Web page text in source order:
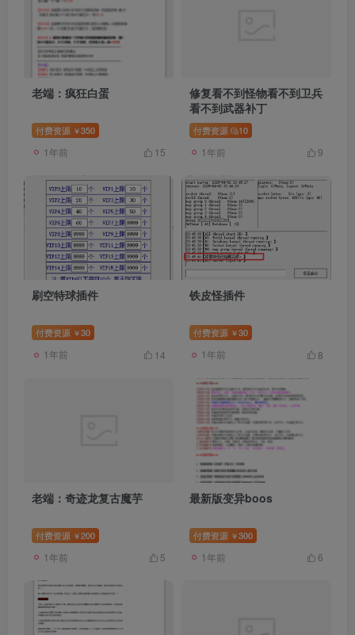
老端：疯狂白蛋
付费资源 ￥350
1年前 15
修复看不到怪物看不到卫兵
看不到武器补丁
付费资源 10
1年前 9
刷空特球插件
付费资源 ￥30
1年前 14
铁皮怪插件
付费资源 ￥30
1年前 8
老端：奇迹龙复古魔芋
付费资源 ￥200
1年前 5
最新版变异boos
付费资源 ￥300
1年前 6